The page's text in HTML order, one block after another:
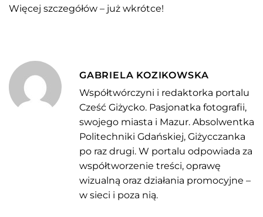
Więcej szczegółów – już wkrótce!
GABRIELA KOZIKOWSKA
Współtwórczyni i redaktorka portalu
Cześć Giżycko. Pasjonatka fotografii,
swojego miasta i Mazur. Absolwentka
Politechniki Gdańskiej, Giżycczanka
po raz drugi. W portalu odpowiada za
współtworzenie treści, oprawę
wizualną oraz działania promocyjne –
w sieci i poza nią.